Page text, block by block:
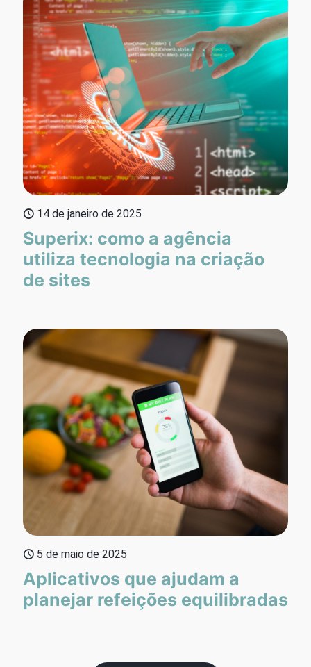
14 de janeiro de 2025
Superix: como a agência
utiliza tecnologia na criação
de sites
5 de maio de 2025
Aplicativos que ajudam a
planejar refeições equilibradas